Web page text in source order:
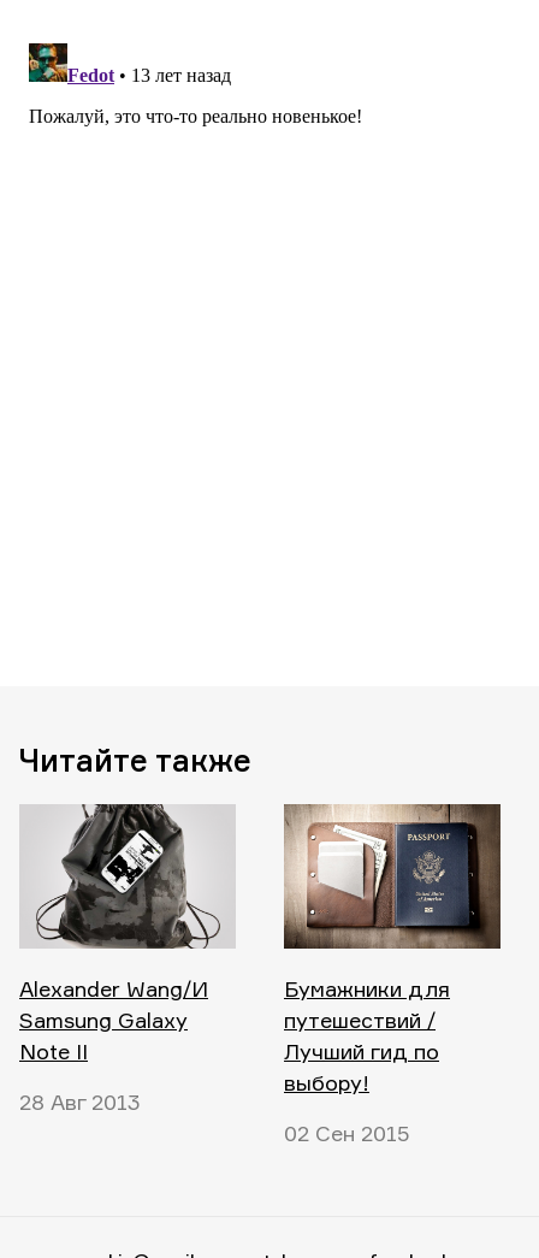
Читайте также
Alexander Wang/И
Samsung Galaxy
Note II
28 Авг 2013
Бумажники для
путешествий /
Лучший гид по
выбору!
02 Сен 2015